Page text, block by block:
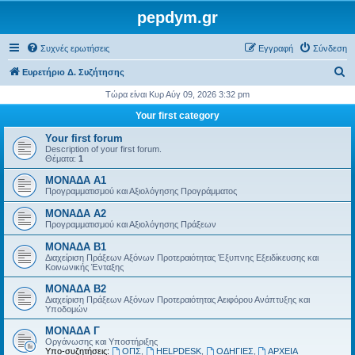
pepdym.gr
Συχνές ερωτήσεις Σύνδεση
Εγγραφή
Ευρετήριο Δ. Συζήτησης
ζ
τ
σ
Τώρα είναι Κυρ Αύγ 09, 2026 3:32 pm
Your first category
Your first forum
Description of your first forum.
Θέματα: 1
ΜΟΝΑΔΑ Α1
Προγραμματισμού και Αξιολόγησης Προγράμματος
ΜΟΝΑΔΑ Α2
Προγραμματισμού και Αξιολόγησης Πράξεων
ΜΟΝΑΔΑ Β1
Διαχείριση Πράξεων Αξόνων Προτεραιότητας Έξυπνης Εξειδίκευσης και
Κοινωνικής Ένταξης
ΜΟΝΑΔΑ Β2
Διαχείριση Πράξεων Αξόνων Προτεραιότητας Αειφόρου Ανάπτυξης και
Υποδομών
ΜΟΝΑΔΑ Γ
Οργάνωσης και Υποστήριξης
Υπο-συζητήσεις:
ΟΠΣ HELPDESK, ΟΔΗΓΙΕΣ ΑΡΧΕΙΑ